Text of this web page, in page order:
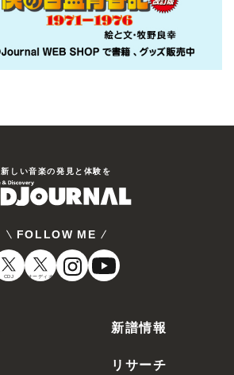
新しい⾳楽の発⾒と体験を
FOLLOW ME
CDJ オーディオ
新譜情報
リサーチ